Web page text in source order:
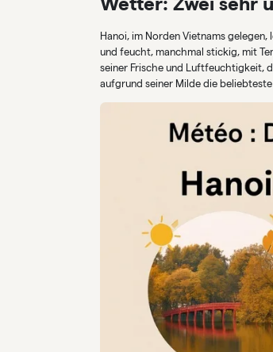
Hanoi, im Norden Vietnams
und feucht, manchmal stickig, mit
seiner Frische und Luftfeuchtigkeit,
aufgrund seiner Milde die